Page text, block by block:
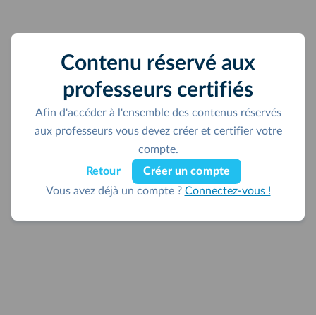
Contenu réservé aux
professeurs certifiés
Afin d'accéder à l'ensemble des contenus réservés
aux professeurs vous devez créer et certifier votre
compte.
Retour
Créer un compte
Vous avez déjà un compte ? Connectez-vous !